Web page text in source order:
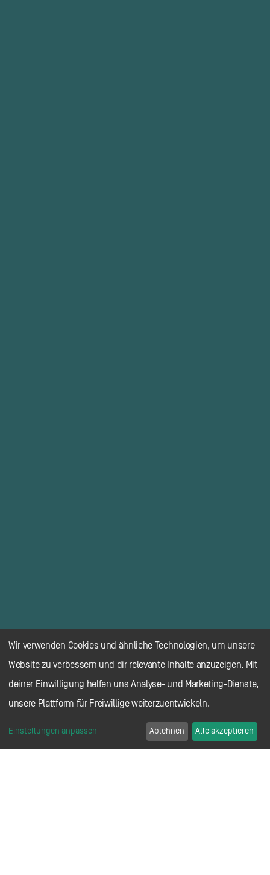
Wir verwenden Cookies und ähnliche Technologien, um unsere
Website zu verbessern und dir relevante Inhalte anzuzeigen. Mit
deiner Einwilligung helfen uns Analyse- und Marketing-Dienste,
unsere Plattform für Freiwillige weiterzuentwickeln.
Einstellungen anpassen Ablehnen Alle akzeptieren